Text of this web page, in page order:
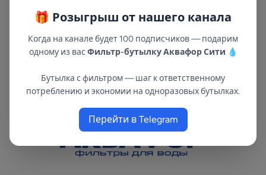
помогает уберечь планету более чем от
тонны пластика.
🎁 Розыгрыш от нашего канала
Когда на канале будет 100 подписчиков — подарим
одному из вас Фильтр-бутылку Аквафор Сити 💧
Бутылка с фильтром — шаг к ответственному
потреблению и экономии на одноразовых бутылках.
Перейти в Telegram